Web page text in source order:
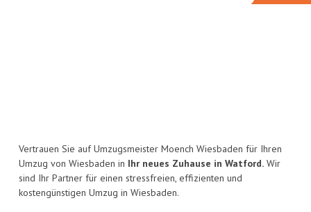
Vertrauen Sie auf Umzugsmeister Moench Wiesbaden für Ihren
Umzug von Wiesbaden in Ihr neues Zuhause in Watford. Wir
sind Ihr Partner für einen stressfreien, effizienten und
kostengünstigen Umzug in Wiesbaden.